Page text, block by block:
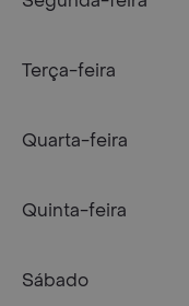
Terça-feira
Quarta-feira
Quinta-feira
Sábado